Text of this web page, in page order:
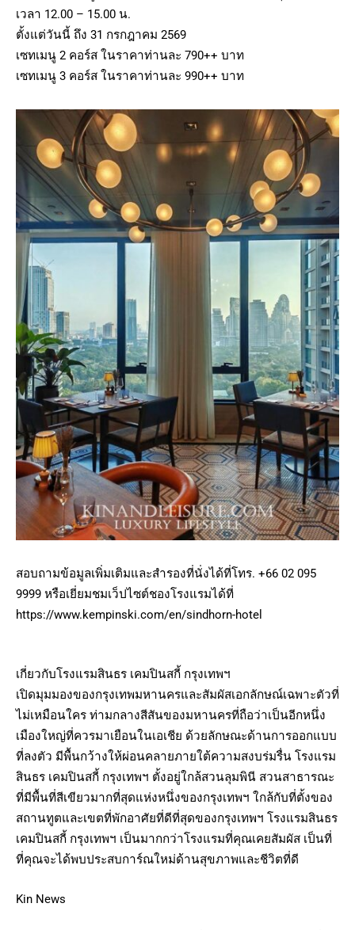
เวลา 12.00 – 15.00 น.
ตั้งแต่วันนี้ ถึง 31 กรกฎาคม 2569
เซทเมนู 2 คอร์ส ในราคาท่านละ 790++ บาท
เซทเมนู 3 คอร์ส ในราคาท่านละ 990++ บาท
สอบถามข้อมูล​เพิ่มเติม​และสำรองที่นั่งได้ที่​โทร. +66 02 095
9999 หรือเยี่ยมชมเว็ปไซต์ชองโรงแรมได้ที่
https://www.kempinski.com/en/sindhorn-hotel
เกี่ยวกับโรงแรมสินธร เคมปินสกี้ กรุงเทพฯ
เปิดมุมมองของกรุงเทพมหานครและสัมผัสเอกลักษณ์เฉพาะตัวที่
ไม่เหมือนใคร ท่ามกลางสีสันของมหานครที่ถือว่าเป็นอีกหนึ่ง
เมืองใหญ่ที่ควรมาเยือนในเอเชีย ด้วยลักษณะด้านการออกแบบ
ที่ลงตัว มีพื้นกว้างให้ผ่อนคลายภายใต้ความสงบร่มรื่น โรงแรม
สินธร เคมปินสกี้ กรุงเทพฯ ตั้งอยู่ใกล้สวนลุมพินี สวนสาธารณะ
ที่มีพื้นที่สีเขียวมากที่สุดแห่งหนึ่งของกรุงเทพฯ ใกล้กับที่ตั้งของ
สถานทูตและเขตที่พักอาศัยที่ดีที่สุดของกรุงเทพฯ โรงแรมสินธร
เคมปินสกี้ กรุงเทพฯ เป็นมากกว่าโรงแรมที่คุณเคยสัมผัส เป็นที่
ที่คุณจะได้พบประสบการ์ณใหม่ด้านสุขภาพและชีวิตที่ดี
Kin News